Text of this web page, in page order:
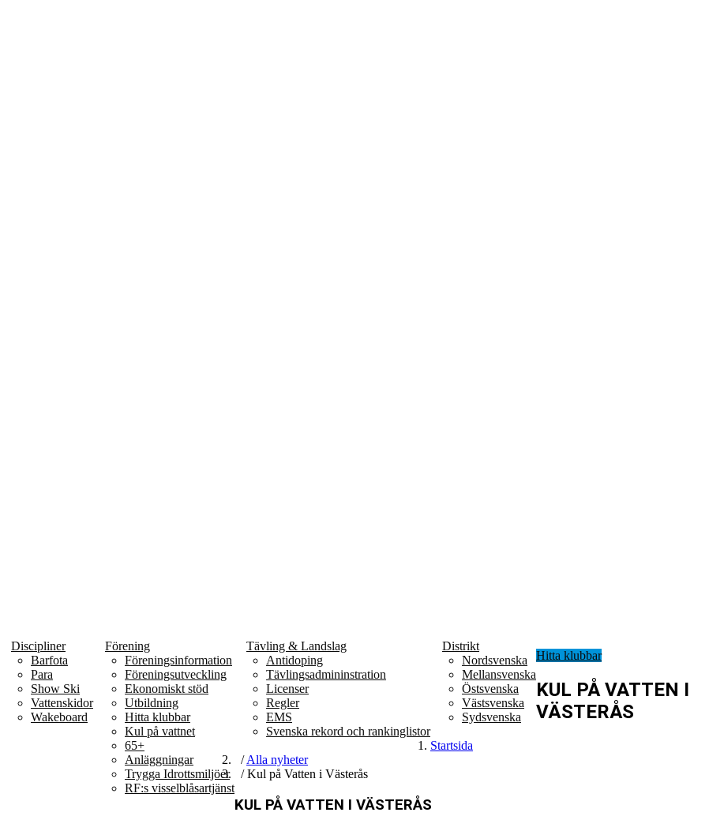
Discipliner
Barfota
Para
Show Ski
Vattenskidor
Wakeboard
Förening
Föreningsinformation
Föreningsutveckling
Ekonomiskt stöd
Utbildning
Hitta klubbar
Kul på vattnet
65+
Anläggningar
Trygga Idrottsmiljöer
RF:s visselblåsartjänst
Tävling & Landslag
Antidoping
Tävlingsadmininstration
Licenser
Regler
EMS
Svenska rekord och rankinglistor
Distrikt
Nordsvenska
Mellansvenska
Östsvenska
Västsvenska
Sydsvenska
Hitta klubbar
KUL PÅ VATTEN I
VÄSTERÅS
Startsida
/Alla nyheter
/ Kul på Vatten i Västerås
KUL PÅ VATTEN I VÄSTERÅS